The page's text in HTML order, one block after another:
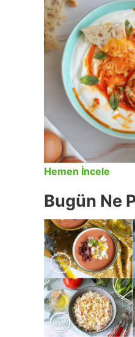
Hemen İncele
Bugün Ne